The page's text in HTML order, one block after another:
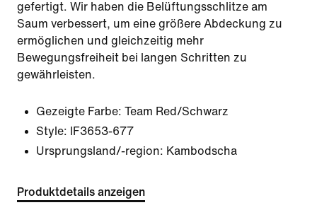
gefertigt. Wir haben die Belüftungsschlitze am
Saum verbessert, um eine größere Abdeckung zu
ermöglichen und gleichzeitig mehr
Bewegungsfreiheit bei langen Schritten zu
gewährleisten.
Gezeigte Farbe: Team Red/Schwarz
Style:
IF3653-677
Ursprungsland/-region: Kambodscha
Produktdetails anzeigen